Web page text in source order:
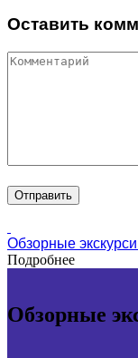
Оставить
Обзорные
Подробнее
Обзорные